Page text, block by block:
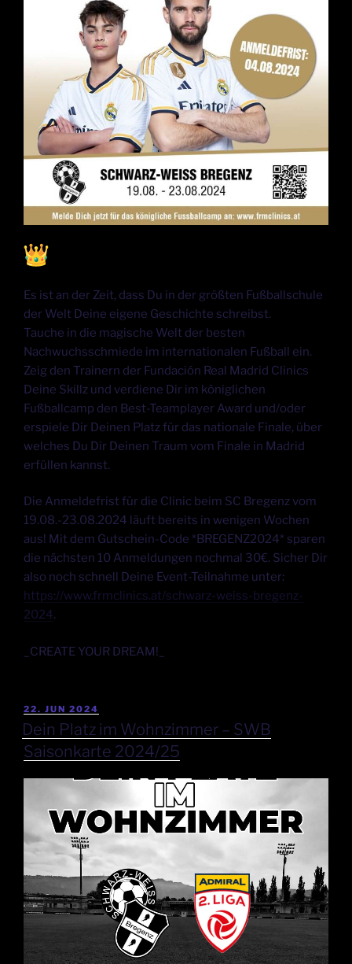
Es ist an der Zeit, dass Du in der größten Fußballschule
der Welt Deine eigene Geschichte schreibst.
Tauche in die magische Welt der besten
Nachwuchsschmiede im internationalen Fußball ein.
Zeig den Trainern der Fundación Real Madrid Clinics
Deine Skillz und verdiene Dir im königlichen
Fußballcamp den Best-Teamplayer Award und/oder
erspiele Dir Deinen Platz für das nationale Finale, über
welches Du Dir Deinen Traum vom Finale in Madrid
erfüllen kannst.
Die Anmeldefrist für die Clinic beim SC Bregenz vom
19.08.-23.08.2024 läuft bereits in wenigen Wochen
aus! Mit dem Gutschein-Code *BREGENZ2024* sparen
die nächsten 10 Anmeldungen nochmal 30€. Sicher Dir
also noch schnell Deine Event-Teilnahme unter:
https://www.frmclinics.at/schwarz-weiss-bregenz-
2024.
_CREATE YOUR DREAM!_
22. JUN 2024
Dein Platz im Wohnzimmer – SWB
Saisonkarte 2024/25